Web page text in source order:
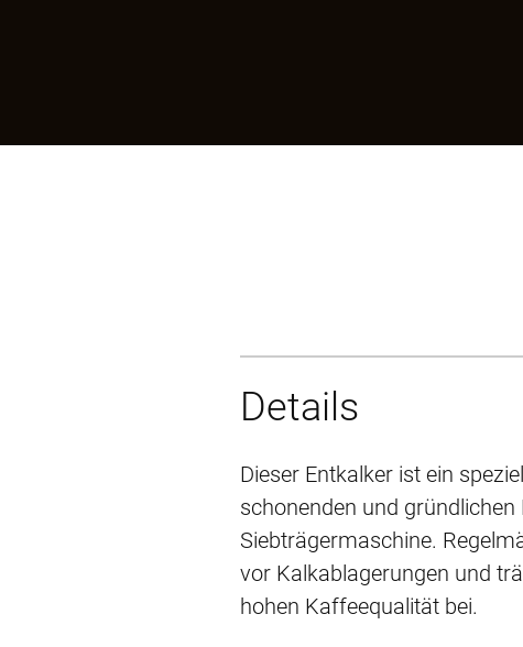
Details
Dieser Entkalker ist ein
schonenden und
Siebträgermaschine.
vor Kalkablagerungen und
hohen Kaffeequalität bei.